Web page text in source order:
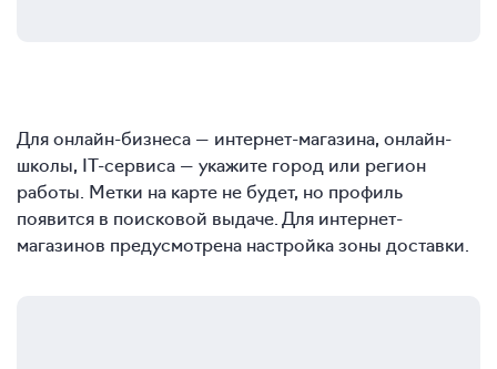
Для онлайн-бизнеса — интернет-магазина, онлайн-
школы, IT-сервиса — укажите город или регион
работы. Метки на карте не будет, но профиль
появится в поисковой выдаче. Для интернет-
магазинов предусмотрена настройка зоны доставки.